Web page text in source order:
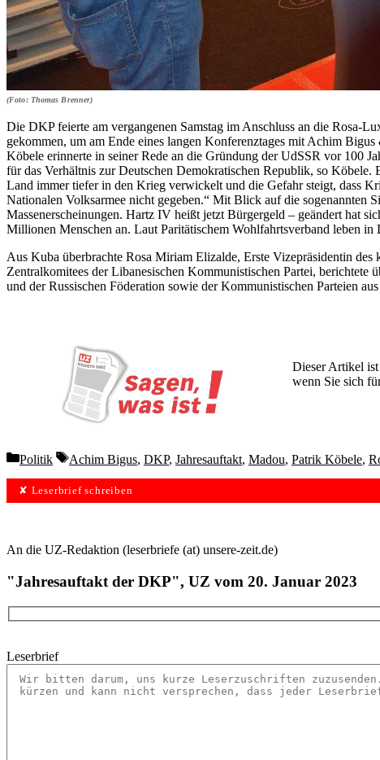
(Foto: Thomas Brenner)
Die DKP feierte am vergangenen Samstag im Anschluss an die Rosa-
gekommen, um am Ende eines langen Konferenztages mit Achim
Köbele erinnerte in seiner Rede an die Gründung der UdSSR vor 100
für das Verhältnis zur Deutschen Demokratischen Republik, so
Land immer tiefer in den Krieg verwickelt und die Gefahr steigt, dass
Nationalen Volksarmee nicht gegeben.“ Mit Blick auf die sogenannten
Massenerscheinungen. Hartz IV heißt jetzt Bürgergeld – geändert hat
Millionen Menschen an. Laut Paritätischem Wohlfahrtsverband leben
Aus Kuba überbrachte Rosa Miriam Elizalde, Erste Vizepräsidentin
Zentralkomitees der Libanesischen Kommunistischen Partei,
und der Russischen Föderation sowie der Kommunistischen Parteien
Dieser Artikel
wenn Sie sich
Categories
Politik Tags
Achim Bigus, DKP, Jahresauftakt, Madou, Patrik Köbele,
✘ Leserbrief schreiben
An die UZ-Redaktion (leserbriefe (at) unsere-zeit.de)
"Jahresauftakt der DKP", UZ vom 20. Januar 2023
Leserbrief